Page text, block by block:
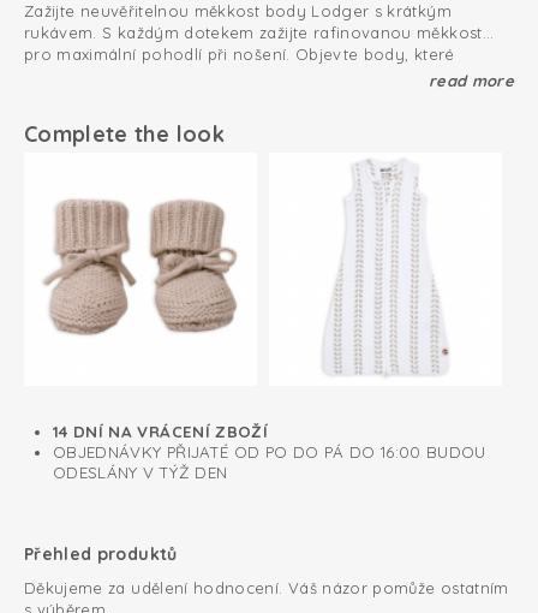
Zažijte neuvěřitelnou měkkost body Lodger s krátkým
rukávem. S každým dotekem zažijte rafinovanou měkkost
pro maximální pohodlí při nošení. Objevte body, které
po každém vypránídíky
Body s krátkým rukávem nabízí více prostoru
Body s krátkým rukávem lze díky praktickému zavinování a
patentkám snadno obléknout. S extra prostorem na zadečku,
aby body nikde neškrtilo a mělo více místa na (plnou)
plenku.
Dodatečné záhyby ve spodní části pro dostatečný prostor
Certifikát Oeko-Tex: bez škodlivých látek
Zavinovací design; snadné oblékání a svlékání
100% organická bavlna, prodyšná a měkká
read more
Complete the look
14 DNÍ NA VRÁCENÍ ZBOŽÍ
OBJEDNÁVKY PŘIJATÉ OD PO DO PÁ DO 16:00 BUDOU
ODESLÁNY V TÝŽ DEN
Přehled produktů
Děkujeme za udělení hodnocení. Váš názor pomůže ostatním